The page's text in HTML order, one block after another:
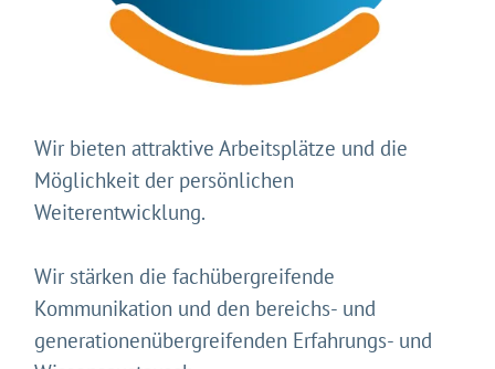
Wir bieten attraktive Arbeitsplätze und die
Möglichkeit der persönlichen
Weiterentwicklung.
Wir stärken die fachübergreifende
Kommunikation und den bereichs- und
generationenübergreifenden Erfahrungs- und